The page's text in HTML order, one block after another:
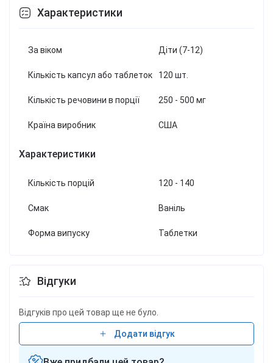
Характеристики
За віком Діти (7-12)
Кількість капсул або таблеток 120 шт.
Кількість речовини в порції 250 - 500 мг
Країна виробник США
Характеристики
Кількість порцій 120 - 140
Смак Ваніль
Форма випуску Таблетки
Відгуки
Відгуків про цей товар ще не було.
Додати відгук